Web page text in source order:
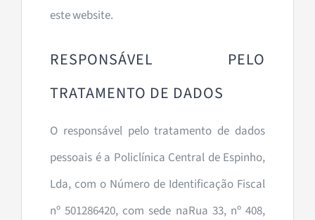
este website.
RESPONSÁVEL PELO
TRATAMENTO DE DADOS
O responsável pelo tratamento de dados
pessoais é a Policlínica Central de Espinho,
Lda, com o Número de Identificação Fiscal
nº 501286420, com sede naRua 33, nº 408,